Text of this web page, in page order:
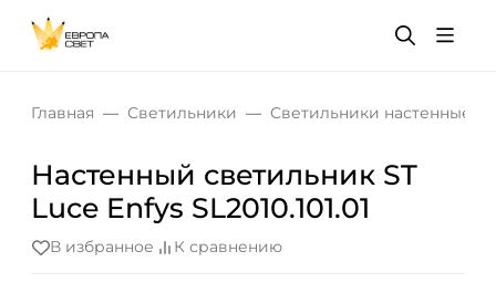
Главная Светильники Светильники настенные
Настенный светильник ST
Luce Enfys SL2010.101.01
В избранное К сравнению